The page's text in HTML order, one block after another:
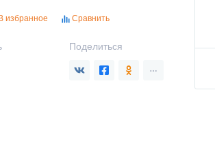
избранное Сравнить
Поделиться